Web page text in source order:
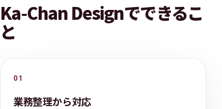
Ka-Chan Designでできるこ
と
01
業務整理から対応